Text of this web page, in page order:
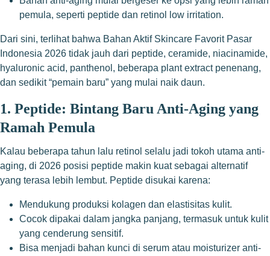
pemula, seperti peptide dan retinol low irritation.
Dari sini, terlihat bahwa Bahan Aktif Skincare Favorit Pasar
Indonesia 2026 tidak jauh dari peptide, ceramide, niacinamide,
hyaluronic acid, panthenol, beberapa plant extract penenang,
dan sedikit “pemain baru” yang mulai naik daun.
1. Peptide: Bintang Baru Anti-Aging yang
Ramah Pemula
Kalau beberapa tahun lalu retinol selalu jadi tokoh utama anti-
aging, di 2026 posisi peptide makin kuat sebagai alternatif
yang terasa lebih lembut. Peptide disukai karena:
Mendukung produksi kolagen dan elastisitas kulit.
Cocok dipakai dalam jangka panjang, termasuk untuk kulit
yang cenderung sensitif.
Bisa menjadi bahan kunci di serum atau moisturizer anti-